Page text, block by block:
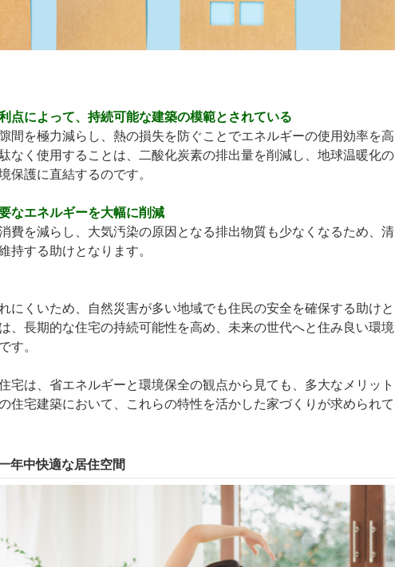
点によって、持続可能な建築の模範とされている
間を極力減らし、熱の損失を防ぐことでエネルギーの使用効率を高
なく使用することは、二酸化炭素の排出量を削減し、地球温暖化の
保護に直結するのです。
なエネルギーを大幅に削減
費を減らし、大気汚染の原因となる排出物質も少なくなるため、清
持する助けとなります。
にくいため、自然災害が多い地域でも住民の安全を確保する助けと
、長期的な住宅の持続可能性を高め、未来の世代へと住み良い環境
す。
宅は、省エネルギーと環境保全の観点から見ても、多大なメリット
住宅建築において、これらの特性を活かした家づくりが求められて
年中快適な居住空間